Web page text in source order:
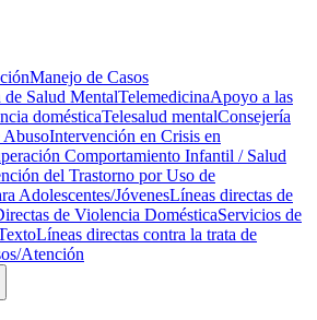
Manejo de Casos
Salud MentalTelemedicinaApoyo a las
domésticaTelesalud mentalConsejería
AbusoIntervención en Crisis en
Comportamiento Infantil / Salud
del Trastorno por Uso de
Adolescentes/JóvenesLíneas directas de
de Violencia DomésticaServicios de
Líneas directas contra la trata de
Atención